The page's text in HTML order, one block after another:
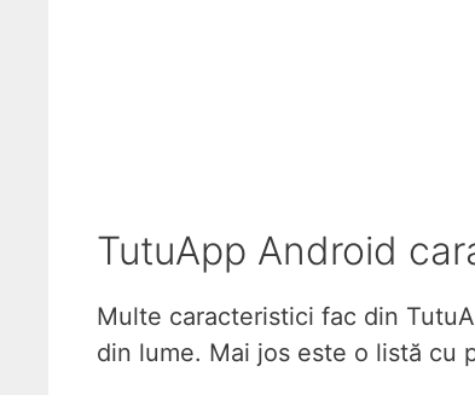
TutuApp Android
Multe caracteristici fac din
din lume. Mai jos este o listă cu